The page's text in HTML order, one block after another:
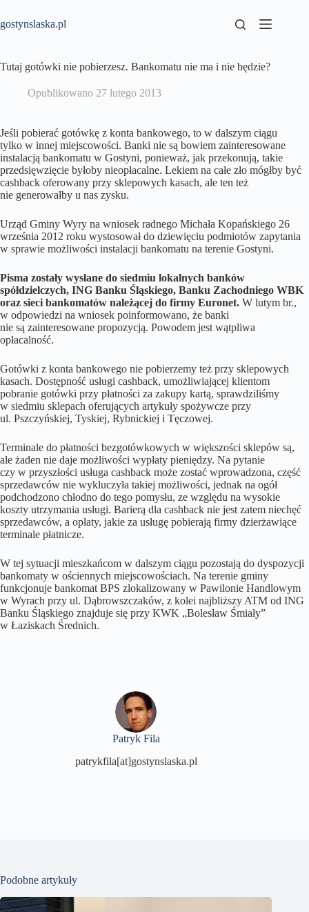
treści
gostynslaska.pl
Tutaj gotówki nie pobierzesz. Bankomatu nie ma i nie będzie?
Opublikowano 27 lutego 2013
Jeśli pobierać gotówkę z konta bankowego, to w dalszym ciągu
tylko w innej miejscowości. Banki nie są bowiem zainteresowane
instalacją bankomatu w Gostyni, ponieważ, jak przekonują, takie
przedsięwzięcie byłoby nieopłacalne. Lekiem na całe zło mógłby być
cashback oferowany przy sklepowych kasach, ale ten też
nie generowałby u nas zysku.
Urząd Gminy Wyry na wniosek radnego Michała Kopańskiego 26
września 2012 roku wystosował do dziewięciu podmiotów zapytania
w sprawie możliwości instalacji bankomatu na terenie Gostyni.
Pisma zostały wysłane do siedmiu lokalnych banków
spółdzielczych, ING Banku Śląskiego, Banku Zachodniego WBK
oraz sieci bankomatów należącej do firmy Euronet. W lutym br.,
w odpowiedzi na wniosek poinformowano, że banki
nie są zainteresowane propozycją. Powodem jest wątpliwa
opłacalność.
Gotówki z konta bankowego nie pobierzemy też przy sklepowych
kasach. Dostępność usługi cashback, umożliwiającej klientom
pobranie gotówki przy płatności za zakupy kartą, sprawdziliśmy
w siedmiu sklepach oferujących artykuły spożywcze przy
ul. Pszczyńskiej, Tyskiej, Rybnickiej i Tęczowej.
Terminale do płatności bezgotówkowych w większości sklepów są,
ale żaden nie daje możliwości wypłaty pieniędzy. Na pytanie
czy w przyszłości usługa cashback może zostać wprowadzona, część
sprzedawców nie wykluczyła takiej możliwości, jednak na ogół
podchodzono chłodno do tego pomysłu, ze względu na wysokie
koszty utrzymania usługi. Barierą dla cashback nie jest zatem niechęć
sprzedawców, a opłaty, jakie za usługę pobierają firmy dzierżawiące
terminale płatnicze.
W tej sytuacji mieszkańcom w dalszym ciągu pozostają do dyspozycji
bankomaty w ościennych miejscowościach. Na terenie gminy
funkcjonuje bankomat BPS zlokalizowany w Pawilonie Handlowym
w Wyrach przy ul. Dąbrowszczaków, z kolei najbliższy ATM od ING
Banku Śląskiego znajduje się przy KWK „Bolesław Śmiały”
w Łaziskach Średnich.
Patryk Fila
patrykfila[at]gostynslaska.pl
Podobne artykuły